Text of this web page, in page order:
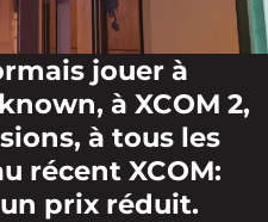
jouer à
à XCOM 2,
à tous les
récent XCOM:
prix réduit.